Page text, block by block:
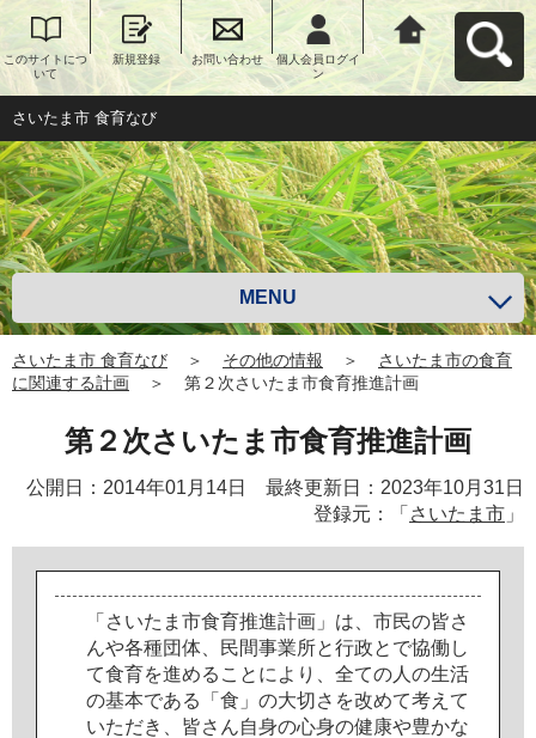
このサイトにつ
いて
新規登録 お問い合わせ
個人会員ログイ
ン
さいたま市 食育
なびへ戻る
さいたま市 食育なび
MENU
さいたま市 食育なび ＞ その他の情報 ＞
さいたま市の食育
に関連する計画
＞ 第２次さいたま市食育推進計画
第２次さいたま市食育推進計画
公開日：2014年01月14日 最終更新日：2023年10月31日
登録元：「 さいたま市 」
「 さ いた ま 市食育推進計画 」 は 市民の皆さ
んや各種団体 民間事業所と行政と で協働 し
て食育を進める こ と に よ り 全ての 人 の生活
の基本である 「 食 」 の大切 さ を改めて考え て
いただき 皆さ ん自身の心身の健康や豊かな